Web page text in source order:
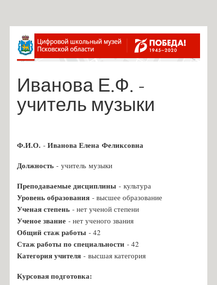
Павлова О.В., завуч по УВР
Александрова С.В., учитель нач. классов
Васильева В.В., учитель нач. классов
Ефимова И.А., учитель нач. классов
Иванова И.В., учитель нач. классов
Ленская Г.А., учитель нач. классов
Абабкова Ю.В., учитель иностранного языка
Никифорова О.М., учитель нач. классов
Амосёнок Н.Л., учитель математики
Дедова Т.В., учитель математики
Григорьева Г.И., учитель русского языка
Иванова С.А., учитель русского языка
Новик Ю.Ю., учитель русского языка
Иванова Е.Ф. -
учитель музыки
Ф.И.О. - Иванова Елена Феликсовна
Должность - учитель музыки
Преподаваемые дисциплины - культура
Уровень образования - высшее образование
Ученая степень - нет ученой степени
Ученое звание - нет ученого звания
Общий стаж работы - 42
Стаж работы по специальности - 42
Категория учителя - высшая категория
Курсовая подготовка: